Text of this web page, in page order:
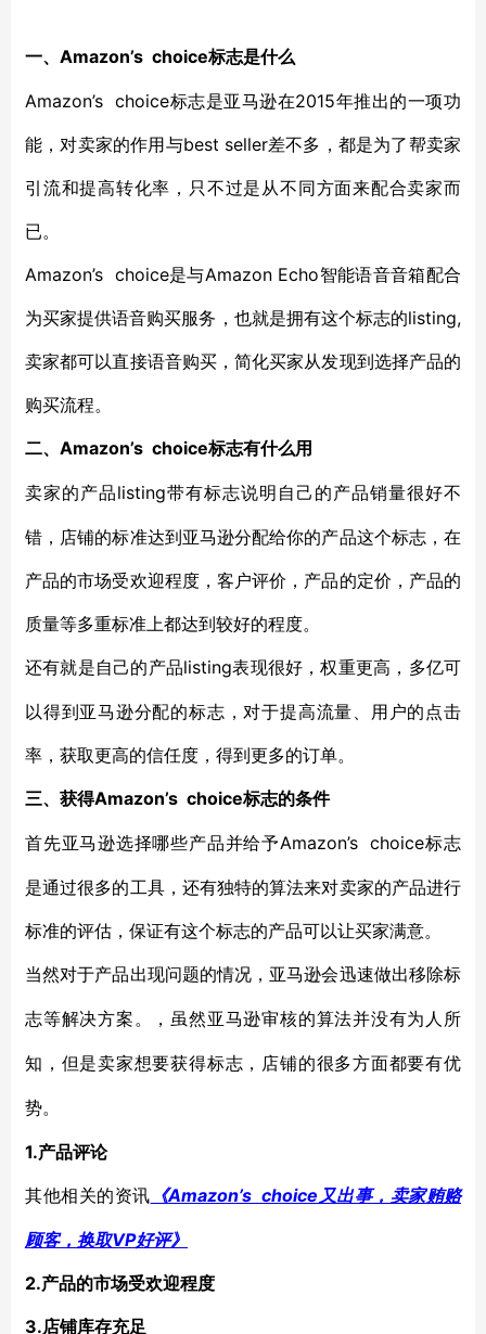
一、 Amazon’s choice标志是什么
Amazon’s choice标志是亚马逊在2015年推出的一项功
能，对卖家的作用与best seller差不多，都是为了帮卖家
引流和提高转化率，只不过是从不同方面来配合卖家而
已。
Amazon’s choice是与Amazon Echo智能语音音箱配合
为买家提供语音购买服务，也就是拥有这个标志的listing,
卖家都可以直接语音购买，简化买家从发现到选择产品的
购买流程。
二、 Amazon’s choice标志有什么用
卖家的产品listing带有标志说明自己的产品销量很好不
错，店铺的标准达到亚马逊分配给你的产品这个标志，在
产品的市场受欢迎程度，客户评价，产品的定价，产品的
质量等多重标准上都达到较好的程度。
还有就是自己的产品listing表现很好，权重更高，多亿可
以得到亚马逊分配的标志，对于提高流量、用户的点击
率，获取更高的信任度，得到更多的订单。
三、获得Amazon’s choice标志的条件
首先亚马逊选择哪些产品并给予Amazon’s choice标志
是通过很多的工具，还有独特的算法来对卖家的产品进行
标准的评估，保证有这个标志的产品可以让买家满意。
当然对于产品出现问题的情况，亚马逊会迅速做出移除标
志等解决方案。，虽然亚马逊审核的算法并没有为人所
知，但是卖家想要获得标志，店铺的很多方面都要有优
势。
1.产品评论
其他相关的资讯 《Amazon’s choice又出事，卖家贿赂
顾客，换取VP好评》
2.产品的市场受欢迎程度
3.店铺库存充足